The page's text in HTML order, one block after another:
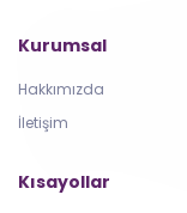
Kurumsal
Hakkımızda
İletişim
Kısayollar